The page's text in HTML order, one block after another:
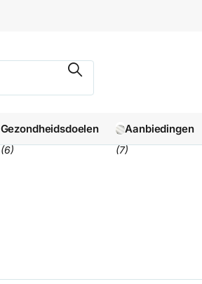
Gezondheidsdoelen
(6)
Aanbiedingen
(7)